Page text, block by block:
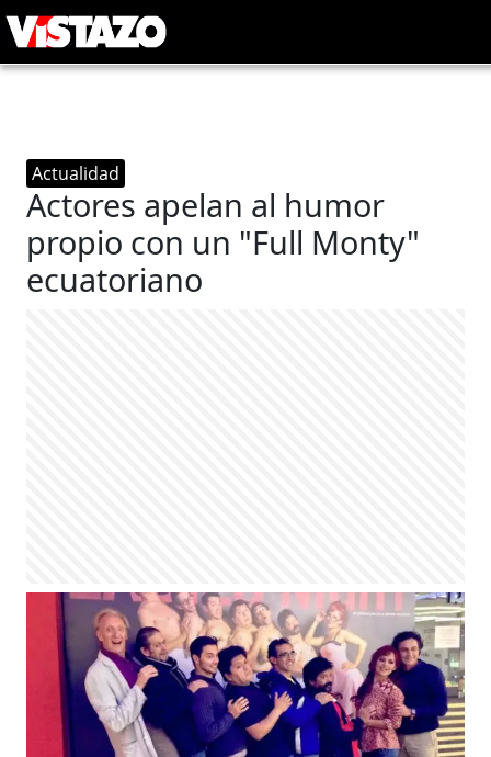
Actualidad
Actores apelan al humor
propio con un "Full Monty"
ecuatoriano